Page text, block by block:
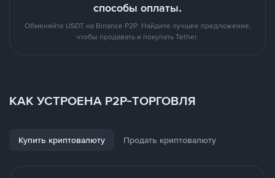
способы оплаты.
Обменяйте USDT на Binance P2P. Найдите лучшее предложение,
чтобы продавать и покупать Tether.
КАК УСТРОЕНА P2P-ТОРГОВЛЯ
Купить криптовалюту Продать криптовалюту